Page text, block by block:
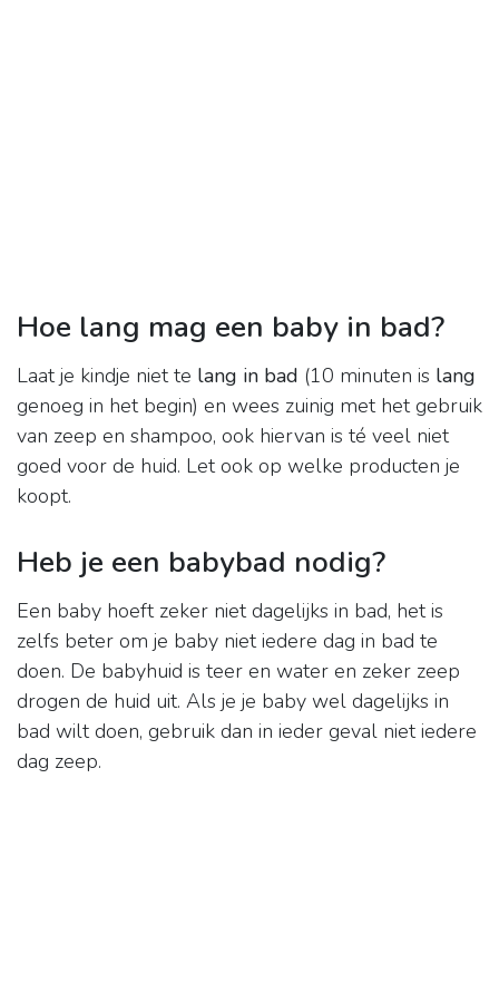
Hoe lang mag een baby in bad?
Laat je kindje niet te lang in bad (10 minuten is lang
genoeg in het begin) en wees zuinig met het gebruik
van zeep en shampoo, ook hiervan is té veel niet
goed voor de huid. Let ook op welke producten je
koopt.
Heb je een babybad nodig?
Een baby hoeft zeker niet dagelijks in bad, het is
zelfs beter om je baby niet iedere dag in bad te
doen. De babyhuid is teer en water en zeker zeep
drogen de huid uit. Als je je baby wel dagelijks in
bad wilt doen, gebruik dan in ieder geval niet iedere
dag zeep.